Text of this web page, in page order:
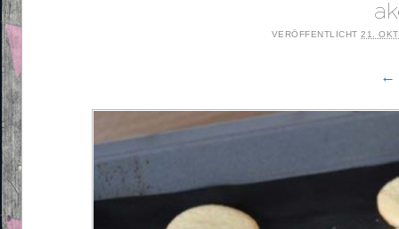
VERÖFFENTLICHT21.
←